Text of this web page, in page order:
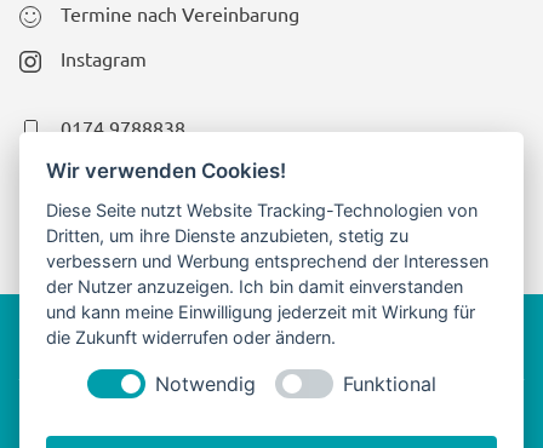
Termine nach Vereinbarung
Instagram
0174 9788838
08024 4739386
info@therapie-woerschhauser.de
Impressum Datenschutz
Wir verwenden Cookies!
Diese Seite nutzt Website Tracking-Technologien von
Dritten, um ihre Dienste anzubieten, stetig zu
verbessern und Werbung entsprechend der Interessen
der Nutzer anzuzeigen. Ich bin damit einverstanden
und kann meine Einwilligung jederzeit mit Wirkung für
die Zukunft widerrufen oder ändern.
Notwendig Funktional